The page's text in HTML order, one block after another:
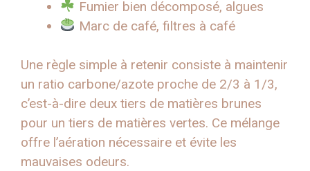
Fumier bien décomposé, algues
Marc de café, filtres à café
Une règle simple à retenir consiste à maintenir
un ratio carbone/azote proche de 2/3 à 1/3,
c’est-à-dire deux tiers de matières brunes
pour un tiers de matières vertes. Ce mélange
offre l’aération nécessaire et évite les
mauvaises odeurs.